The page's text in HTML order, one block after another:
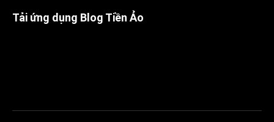
Tải ứng dụng Blog Tiền Ảo